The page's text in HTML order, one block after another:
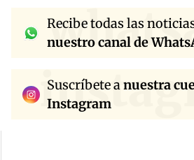
Recibe todas las
nuestro canal de
Suscríbete anuestra
Instagram